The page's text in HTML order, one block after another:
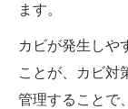
ます。
カビが発生しや
ことが、カビ対
管理することで